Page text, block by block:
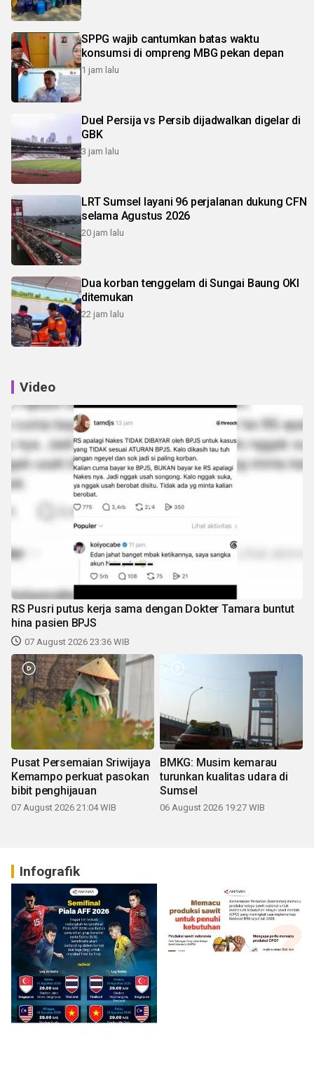
SPPG wajib cantumkan batas waktu
konsumsi di ompreng MBG pekan depan
1 jam lalu
Duel Persija vs Persib dijadwalkan digelar di
GBK
3 jam lalu
LRT Sumsel layani 96 perjalanan dukung CFN
selama Agustus 2026
20 jam lalu
Dua korban tenggelam di Sungai Baung OKI
ditemukan
22 jam lalu
Video
RS Pusri putus kerja sama dengan Dokter Tamara buntut
hina pasien BPJS
07 August 2026 23:36 WIB
Pusat Persemaian Sriwijaya
Kemampo perkuat pasokan
bibit penghijauan
07 August 2026 21:04 WIB
BMKG: Musim kemarau
turunkan kualitas udara di
Sumsel
06 August 2026 19:27 WIB
Infografik